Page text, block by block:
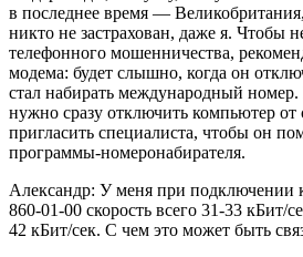
в последнее время —
никто не застрахован, даже я. Чтобы
телефонного мошенничества,
модема: будет слышно, когда он
стал набирать международный номер.
нужно сразу отключить компьютер от
пригласить специалиста, чтобы он
программы-номеронабирателя.
Александр: У меня при подключении
860-01-00 скорость всего 31-33 кБит/
42 кБит/сек. С чем это может быть